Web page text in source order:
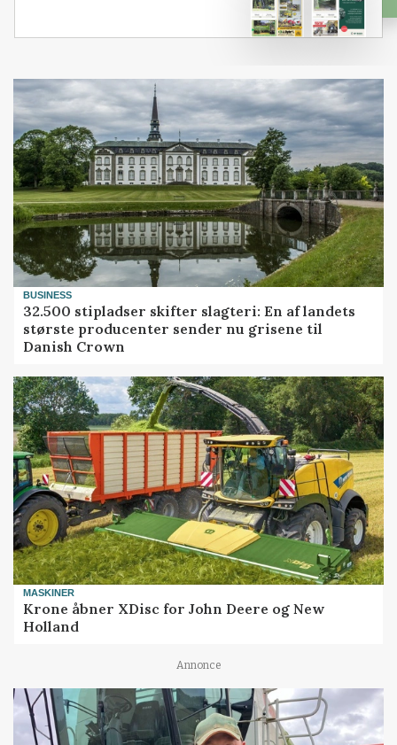
BUSINESS
32.500 stipladser skifter slagteri: En af landets
største producenter sender nu grisene til
Danish Crown
MASKINER
Krone åbner XDisc for John Deere og New
Holland
Annonce